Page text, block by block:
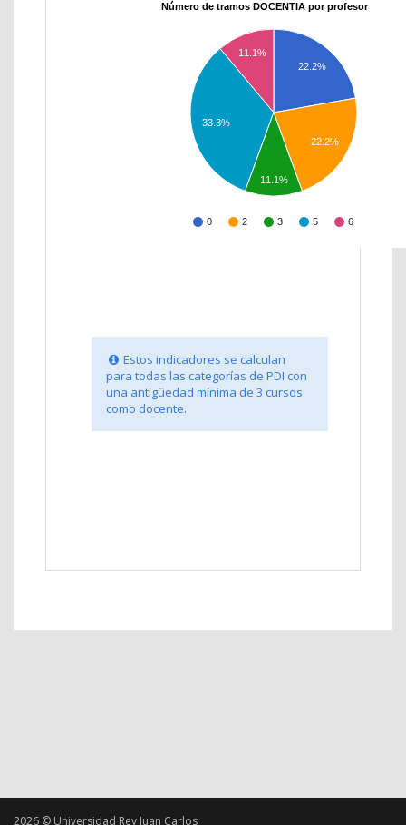
Número de tramos DOCENTIA por profesor
0 2 3 5 6
22.2%
22.2%
11.1%
33.3%
11.1%
Estos indicadores se calculan
para todas las categorías de PDI con
una antigüedad mínima de 3 cursos
como docente.
2026 © Universidad Rey Juan Carlos